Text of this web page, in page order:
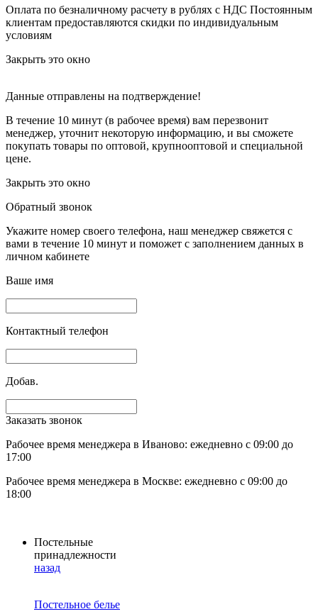
Оплата по безналичному расчету в рублях с НДС Постоянным
клиентам предоставляются скидки по индивидуальным
условиям
Закрыть это окно
Данные отправлены на подтверждение!
В течение 10 минут (в рабочее время) вам перезвонит
менеджер, уточнит некоторую информацию, и вы сможете
покупать товары по оптовой, крупнооптовой и специальной
цене.
Закрыть это окно
Обратный звонок
Укажите номер своего телефона, наш менеджер свяжется с
вами в течение 10 минут и поможет с заполнением данных в
личном кабинете
Ваше имя
Контактный телефон
Добав.
Заказать звонок
Рабочее время менеджера в Иваново: ежедневно с 09:00 до
17:00
Рабочее время менеджера в Москве: ежедневно с 09:00 до
18:00
Постельные
принадлежности
назад
Постельное белье